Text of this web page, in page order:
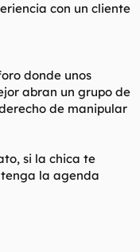
con un cliente
donde unos
abran un grupo de
de manipular
si la chica te
la agenda